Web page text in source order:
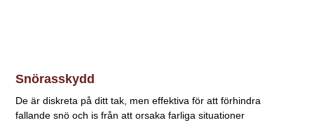
Snörasskydd
De är diskreta på ditt tak, men effektiva för att förhindra
fallande snö och is från att orsaka farliga situationer